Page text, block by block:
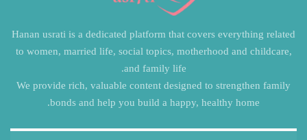
Hanan usrati is a dedicated platform that covers everything related
to women, married life, social topics, motherhood and childcare,
and family life.
We provide rich, valuable content designed to strengthen family
bonds and help you build a happy, healthy home.